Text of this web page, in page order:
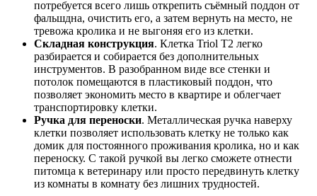
потребуется всего лишь открепить съёмный поддон от
фальшдна, очистить его, а затем вернуть на место, не
тревожа кролика и не выгоняя его из клетки.
Складная конструкция. Клетка Triol T2 легко
разбирается и собирается без дополнительных
инструментов. В разобранном виде все стенки и
потолок помещаются в пластиковый поддон, что
позволяет экономить место в квартире и облегчает
транспортировку клетки.
Ручка для переноски. Металлическая ручка наверху
клетки позволяет использовать клетку не только как
домик для постоянного проживания кролика, но и как
переноску. С такой ручкой вы легко сможете отнести
питомца к ветеринару или просто передвинуть клетку
из комнаты в комнату без лишних трудностей.